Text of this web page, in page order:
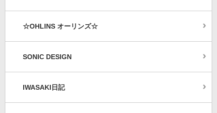
☆OHLINS オーリンズ☆
SONIC DESIGN
IWASAKI日記